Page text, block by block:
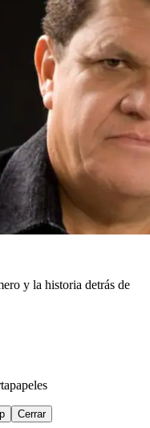
y la historia detrás de
Cerrar